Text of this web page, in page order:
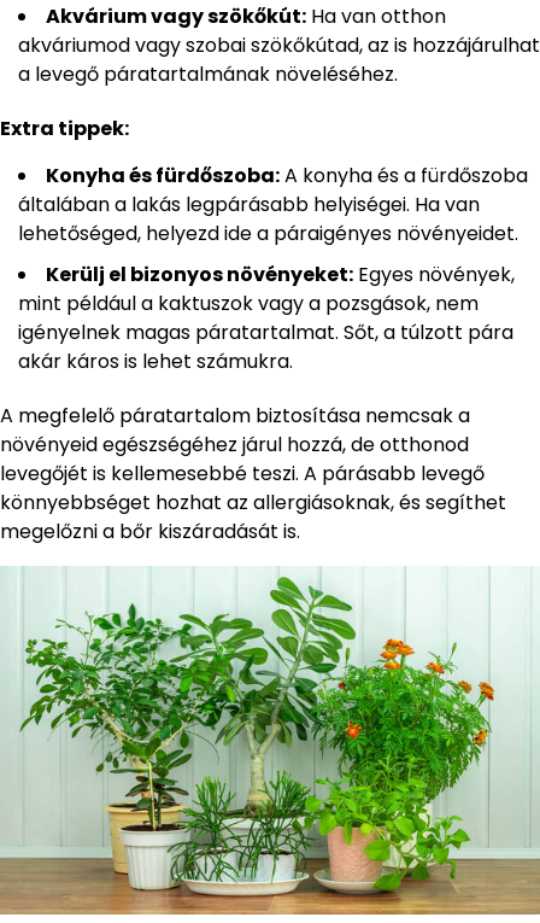
Akvárium vagy szökőkút: Ha van otthon
akváriumod vagy szobai szökőkútad, az is hozzájárulhat
a levegő páratartalmának növeléséhez.
Extra tippek:
Konyha és fürdőszoba:A konyha és a fürdőszoba
általában a lakás legpárásabb helyiségei. Ha van
lehetőséged, helyezd ide a páraigényes növényeidet.
Kerülj el bizonyos növényeket: Egyes növények,
mint például a kaktuszok vagy a pozsgások, nem
igényelnek magas páratartalmat. Sőt, a túlzott pára
akár káros is lehet számukra.
A megfelelő páratartalom biztosítása nemcsak a
növényeid egészségéhez járul hozzá, de otthonod
levegőjét is kellemesebbé teszi. A párásabb levegő
könnyebbséget hozhat az allergiásoknak, és segíthet
megelőzni a bőr kiszáradását is.